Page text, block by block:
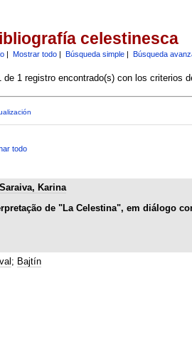
celestinesca
| Mostrar todo| Búsqueda simple| Búsqueda
de 1 registro encontrado(s) con los criterios
todo
Karina
de "La Celestina", em diálogo
; Bajtín